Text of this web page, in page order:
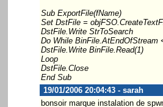
Sub ExportFile(fName)
Set DstFile =
DstFile.Write StrToSearch
Do While BinFile.AtEndOfStream
DstFile.Write BinFile.Read(1)
Loop
DstFile.Close
End Sub
19/01/2006 20:04:43 - sarah
bonsoir marque instalation de